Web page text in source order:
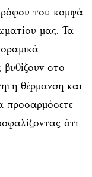
του κομψά
μας. Τα
στο
θέρμανση και
προσαρμόσετε
ότι